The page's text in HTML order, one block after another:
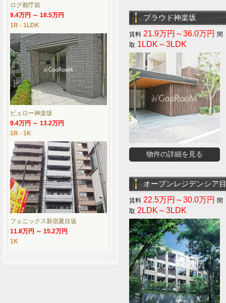
プラウド神楽坂
21.9万円～36.0万円
1LDK～3LDK
物件の詳細を見る
オープンレジデンシア
22.5万円～30.0万円
2LDK～3LDK
ログ都庁前
9.4万円 ～ 18.5万円
1R - 1LDK
ビュロー神楽坂
9.4万円 ～ 13.2万円
1R - 1K
フェニックス新宿夏目坂
11.8万円 ～ 15.2万円
1K